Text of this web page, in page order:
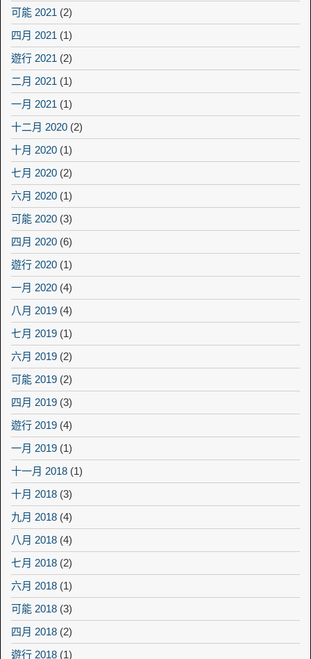
可能 2021 (2)
四月 2021 (1)
遊行 2021 (2)
二月 2021 (1)
一月 2021 (1)
十二月 2020 (2)
十月 2020 (1)
七月 2020 (2)
六月 2020 (1)
可能 2020 (3)
四月 2020 (6)
遊行 2020 (1)
一月 2020 (4)
八月 2019 (4)
七月 2019 (1)
六月 2019 (2)
可能 2019 (2)
四月 2019 (3)
遊行 2019 (4)
一月 2019 (1)
十一月 2018 (1)
十月 2018 (3)
九月 2018 (4)
八月 2018 (4)
七月 2018 (2)
六月 2018 (1)
可能 2018 (3)
四月 2018 (2)
遊行 2018 (1)